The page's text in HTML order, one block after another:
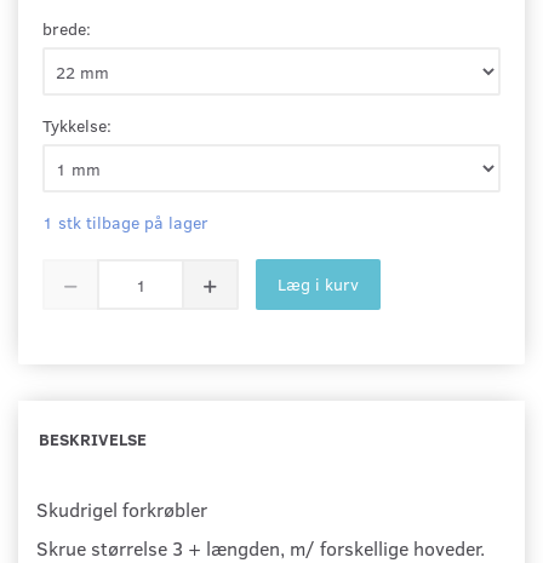
brede:
Tykkelse:
1 stk tilbage på lager
Læg i kurv
BESKRIVELSE
Skudrigel forkrøbler
Skrue størrelse 3 + længden, m/ forskellige hoveder.